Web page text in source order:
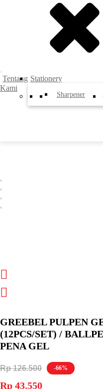
Tentang
Kami
Stationery
Sharpener
GREEBEL PULPEN
(12PCS/SET) /
PENA GEL
-66%
Rp126.500
Harga
Rp 43.550Harga